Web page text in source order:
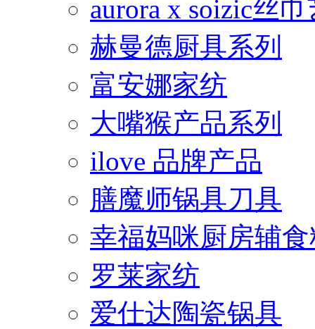
aurora x soizic丝
赫曼德厨具系列
富安娜家纺
大嘴猴产品系列
ilove 品牌产品
膳魔师锅具刀具
幸福妈咪厨房辅
罗莱家纺
爱仕达陶瓷锅具